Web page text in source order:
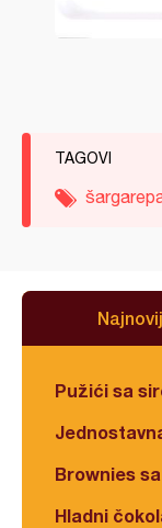
TAGOVI
Pužići sa
Brownies
Hladni